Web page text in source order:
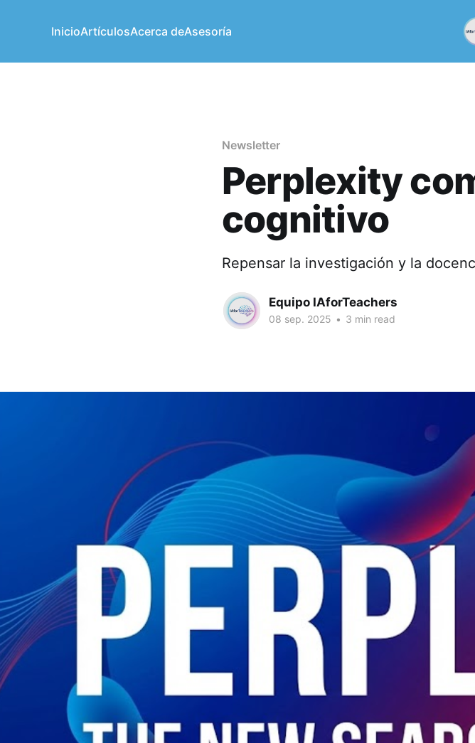
InicioArtículosAcerca deAsesoría
Newsletter
Perplexity
cognitivo
Repensar la investigación y la
Equipo IAforTeachers
08 sep. 2025 • 3 min read